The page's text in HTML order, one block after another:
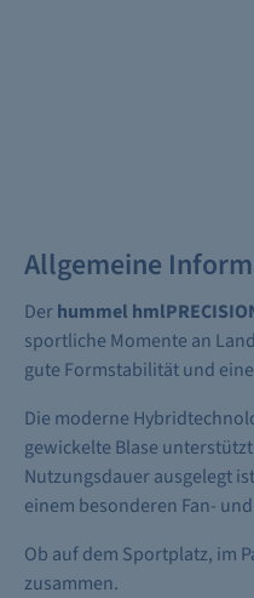
Allgemeine
Derhummel
sportliche Momente an
gute Formstabilität und
Die moderne
gewickelte Blase
Nutzungsdauer ausgelegt
einem besonderen Fan- und
Ob auf dem Sportplatz, im
zusammen.